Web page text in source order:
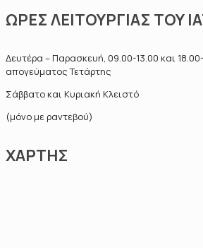
ΩΡΕΣ ΛΕΙΤΟΥΡΓΙΑΣ ΤΟΥ
Δευτέρα – Παρασκευή, 09.00-13.00 και
απογεύματος Τετάρτης
Σάββατο και Κυριακή Κλειστό
(μόνο με ραντεβού)
ΧΑΡΤΗΣ